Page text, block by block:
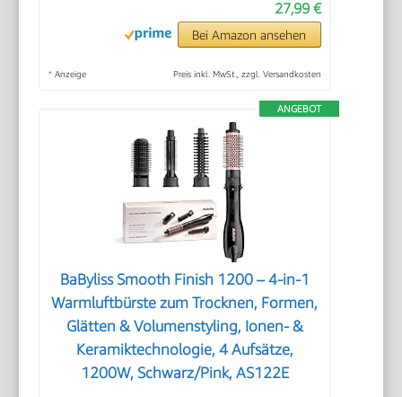
27,99 €
Bei Amazon ansehen
* Anzeige Preis inkl. MwSt., zzgl. Versandkosten
ANGEBOT
BaByliss Smooth Finish 1200 – 4‑in‑1
Warmluftbürste zum Trocknen, Formen,
Glätten & Volumenstyling, Ionen‑ &
Keramiktechnologie, 4 Aufsätze,
1200W, Schwarz/Pink, AS122E